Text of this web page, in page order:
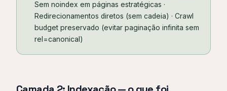
Sem noindex em páginas estratégicas ·
Redirecionamentos diretos (sem cadeia) · Crawl
budget preservado (evitar paginação infinita sem
rel=canonical)